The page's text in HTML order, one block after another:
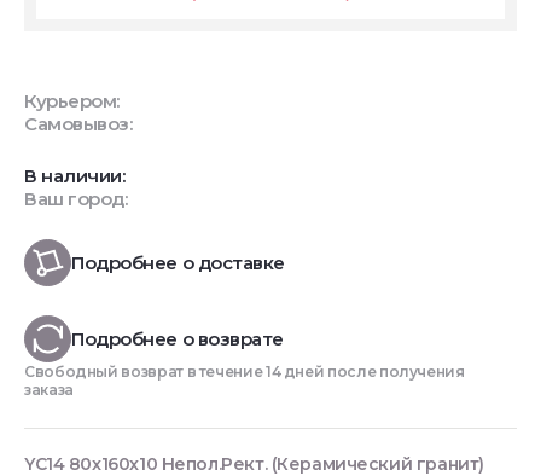
Курьером:
Самовывоз:
В наличии:
Ваш город:
Подробнее о доставке
Подробнее о возврате
Свободный возврат в течение 14 дней после получения
заказа
YC14 80x160x10 Непол.Рект. (Керамический гранит)